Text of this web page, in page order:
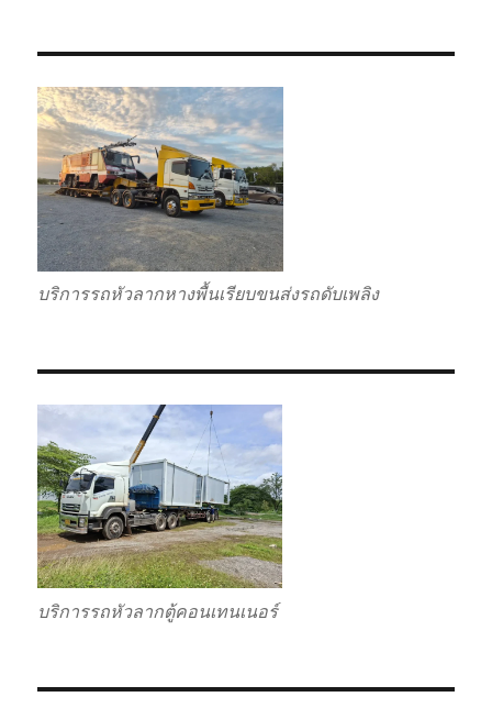
บริการรถหัวลากหางพื้นเรียบขนส่งรถดับเพลิง
บริการรถหัวลากตู้คอนเทนเนอร์